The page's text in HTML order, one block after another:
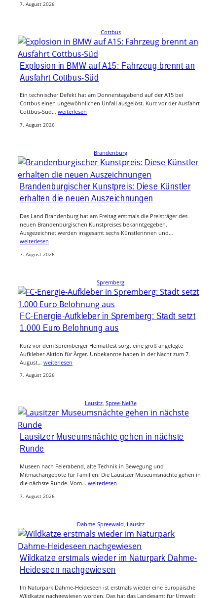
7. August 2026
Cottbus
Explosion in BMW auf A15: Fahrzeug brennt an
Ausfahrt Cottbus-Süd
Ein technischer Defekt hat am Donnerstagabend auf der A15 bei
Cottbus einen ungewöhnlichen Unfall ausgelöst. Kurz vor der Ausfahrt
Cottbus-Süd… weiterlesen
7. August 2026
Brandenburg
Brandenburgischer Kunstpreis: Diese Künstler
erhalten die neuen Auszeichnungen
Das Land Brandenburg hat am Freitag erstmals die Preisträger des
neuen Brandenburgischen Kunstpreises bekanntgegeben.
Ausgezeichnet werden insgesamt sechs Künstlerinnen und…
weiterlesen
7. August 2026
Spremberg
FC-Energie-Aufkleber in Spremberg: Stadt setzt
1.000 Euro Belohnung aus
Kurz vor dem Spremberger Heimatfest sorgt eine groß angelegte
Aufkleber-Aktion für Ärger. Unbekannte haben in der Nacht zum 7.
August… weiterlesen
7. August 2026
Lausitz, Spree-Neiße
Lausitzer Museumsnächte gehen in nächste
Runde
Museen nach Feierabend, alte Technik in Bewegung und
Mitmachangebote für Familien: Die Lausitzer Museumsnächte gehen in
die nächste Runde. Vom… weiterlesen
7. August 2026
Dahme-Spreewald Lausitz
Wildkatze erstmals wieder im Naturpark Dahme-
Heideseen nachgewiesen
Im Naturpark Dahme-Heideseen ist erstmals wieder eine Europäische
Wildkatze nachgewiesen worden. Das hat das Landesamt für Umwelt